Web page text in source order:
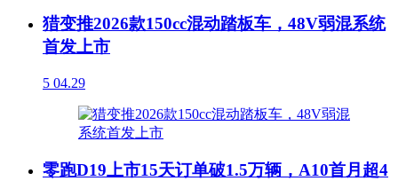
猎变推2026款150cc混动踏板车，48V弱混系统
首发上市
5 04.29
零跑D19上市15天订单破1.5万辆，A10首月超4